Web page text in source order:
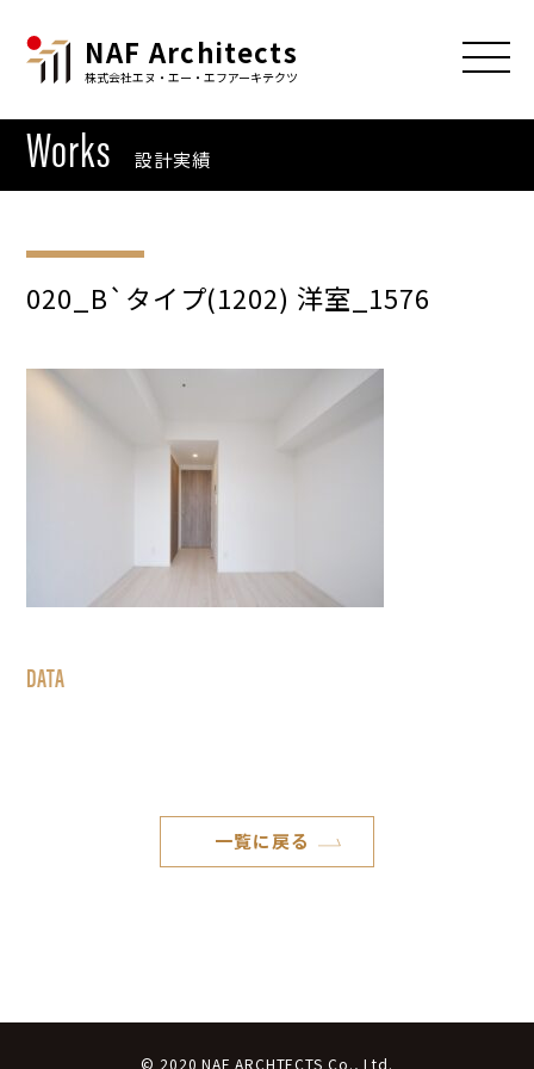
NAF Architects
株式会社エヌ・エー・エフアーキテクツ
Works 設計実績
020_B`タイプ(1202) 洋室_1576
DATA
一覧に戻る
© 2020 NAF ARCHTECTS Co., Ltd.